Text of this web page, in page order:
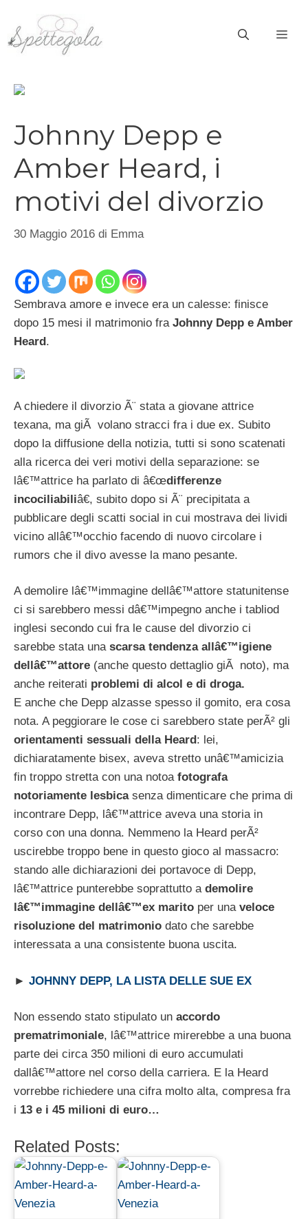
contenuto
Johnny Depp e
Amber Heard, i
motivi del divorzio
30 Maggio 2016 di Emma
Sembrava amore e invece era un calesse: finisce
dopo 15 mesi il matrimonio fra Johnny Depp e Amber
Heard.
A chiedere il divorzio Ã¨ stata a giovane attrice
texana, ma giÃ volano stracci fra i due ex. Subito
dopo la diffusione della notizia, tutti si sono scatenati
alla ricerca dei veri motivi della separazione: se
lâ€™attrice ha parlato di â€œdifferenze
incociliabiliâ€, subito dopo si Ã¨ precipitata a
pubblicare degli scatti social in cui mostrava dei lividi
vicino allâ€™occhio facendo di nuovo circolare i
rumors che il divo avesse la mano pesante.
A demolire lâ€™immagine dellâ€™attore statunitense
ci si sarebbero messi dâ€™impegno anche i tabliod
inglesi secondo cui fra le cause del divorzio ci
sarebbe stata una scarsa tendenza allâ€™igiene
dellâ€™attore (anche questo dettaglio giÃ noto), ma
anche reiterati problemi di alcol e di droga.
E anche che Depp alzasse spesso il gomito, era cosa
nota. A peggiorare le cose ci sarebbero state perÃ² gli
orientamenti sessuali della Heard: lei,
dichiaratamente bisex, aveva stretto unâ€™amicizia
fin troppo stretta con una notoa fotografa
notoriamente lesbica senza dimenticare che prima di
incontrare Depp, lâ€™attrice aveva una storia in
corso con una donna. Nemmeno la Heard perÃ²
uscirebbe troppo bene in questo gioco al massacro:
stando alle dichiarazioni dei portavoce di Depp,
lâ€™attrice punterebbe soprattutto a demolire
lâ€™immagine dellâ€™ex marito per una veloce
risoluzione del matrimonio dato che sarebbe
interessata a una consistente buona uscita.
► JOHNNY DEPP, LA LISTA DELLE SUE EX
Non essendo stato stipulato un accordo
prematrimoniale, lâ€™attrice mirerebbe a una buona
parte dei circa 350 milioni di euro accumulati
dallâ€™attore nel corso della carriera. E la Heard
vorrebbe richiedere una cifra molto alta, compresa fra
i 13 e i 45 milioni di euro…
Related Posts: